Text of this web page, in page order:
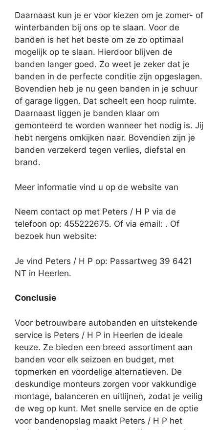
Daarnaast kun je er voor kiezen om je zomer- of
winterbanden bij ons op te slaan. Voor de
banden is het het beste om ze zo optimaal
mogelijk op te slaan. Hierdoor blijven de
banden langer goed. Zo weet je zeker dat je
banden in de perfecte conditie zijn opgeslagen.
Bovendien heb je nu geen banden in je schuur
of garage liggen. Dat scheelt een hoop ruimte.
Daarnaast liggen je banden klaar om
gemonteerd te worden wanneer het nodig is. Jij
hebt nergens omkijken naar. Bovendien zijn je
banden verzekerd tegen verlies, diefstal en
brand.
Meer informatie vind u op de website van
Neem contact op met Peters / H P via de
telefoon op: 455222675. Of via email: . Of
bezoek hun website:
Je vind Peters / H P op: Passartweg 39 6421
NT in Heerlen.
Conclusie
Voor betrouwbare autobanden en uitstekende
service is Peters / H P in Heerlen de ideale
keuze. Ze bieden een breed assortiment aan
banden voor elk seizoen en budget, met
topmerken en voordelige alternatieven. De
deskundige monteurs zorgen voor vakkundige
montage, balanceren en uitlijnen, zodat je veilig
de weg op kunt. Met snelle service en de optie
voor bandenopslag maakt Peters / H P het